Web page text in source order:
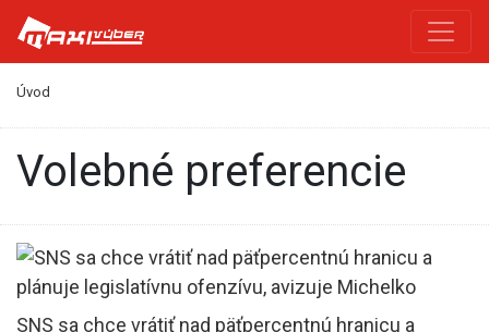
Úvod
Volebné preferencie
SNS sa chce vrátiť nad päťpercentnú hranicu a